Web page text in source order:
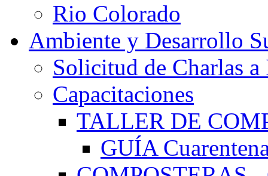
Rio Colorado
Ambiente y Desarrollo
Solicitud de Charlas
Capacitaciones
TALLER DE
GUÍA